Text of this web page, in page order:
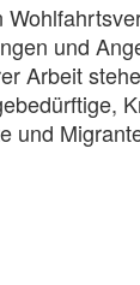
und
Arbeit
und